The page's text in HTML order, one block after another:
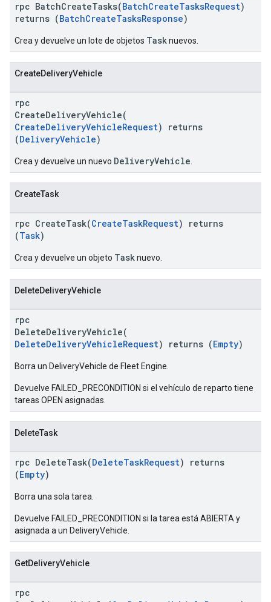
rpc BatchCreateTasks(BatchCreateTasksRequest)
returns (BatchCreateTasksResponse)
Crea y devuelve un lote de objetos Tasknuevos.
CreateDeliveryVehicle
rpc
CreateDeliveryVehicle(
CreateDeliveryVehicleRequest) returns
(DeliveryVehicle)
Crea y devuelve un nuevo DeliveryVehicle
CreateTask
rpc CreateTask(CreateTaskRequest) returns
(Task)
Crea y devuelve un objeto Tasknuevo.
DeleteDeliveryVehicle
rpc
DeleteDeliveryVehicle(
DeleteDeliveryVehicleRequest) returns (Empty)
Borra un DeliveryVehicle de Fleet Engine.
Devuelve FAILED_PRECONDITION si el vehículo de reparto tiene
tareas OPEN asignadas.
DeleteTask
rpc DeleteTask(DeleteTaskRequest) returns
(Empty)
Borra una sola tarea.
Devuelve FAILED_PRECONDITION si la tarea está ABIERTA y
asignada a un DeliveryVehicle.
GetDeliveryVehicle
rpc